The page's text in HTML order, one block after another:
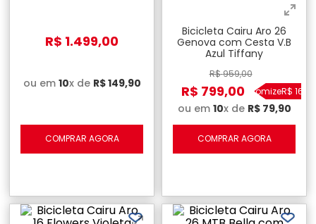
R$ 1.499,00
ou em 10x de R$149,90
COMPRAR AGORA
Bicicleta Cairu Aro 26
Genova com Cesta V.B
Azul Tiffany
R$959,00
R$ 799,00
EconomizeR$ 160
ou em 10x de R$ 79,90
COMPRAR AGORA